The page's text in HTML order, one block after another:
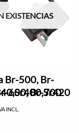
EXISTENCIAS
Br-500, Br-
600, Br-700
INCL.